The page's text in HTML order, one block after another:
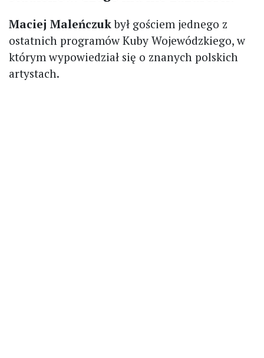
Maciej Maleńczukbył gościem jednego z
ostatnich programów Kuby Wojewódzkiego, w
którym wypowiedział się o znanych polskich
artystach.